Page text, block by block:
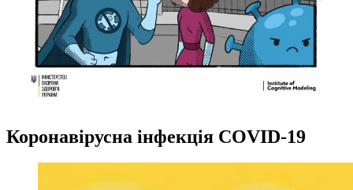
Коронавірусна інфекція COVID-19